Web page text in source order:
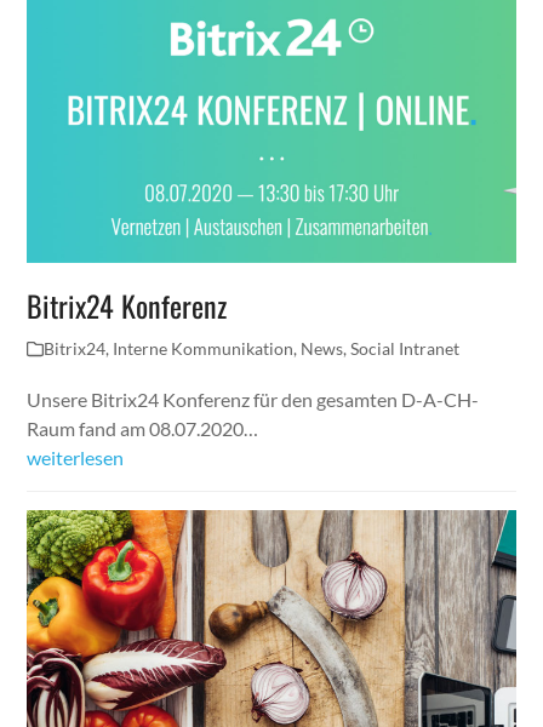
Bitrix24 Konferenz
Bitrix24, Interne Kommunikation, News,Social Intranet
Unsere Bitrix24 Konferenz für den gesamten D-A-CH-
Raum fand am 08.07.2020…
weiterlesen